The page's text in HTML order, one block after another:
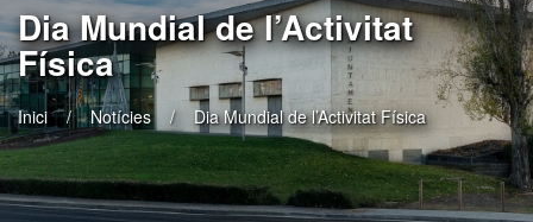
Dia Mundial de l’Activitat
Física
Inici Notícies Dia Mundial de l’Activitat Física